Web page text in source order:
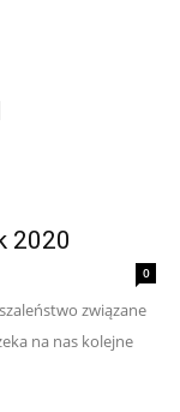
2020
0
związane
na nas kolejne